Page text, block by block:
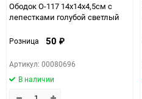
Ободок О-117 14х14х4,5см с
лепестками голубой светлый
Розница 50 ₽
Артикул: 00080696
В наличии